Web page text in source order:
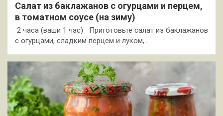
Салат из баклажанов с огурцами и перцем,
в томатном соусе (на зиму)
2 часа (ваши 1 час) Приготовьте салат из баклажанов
с огурцами, сладким перцем и луком,…